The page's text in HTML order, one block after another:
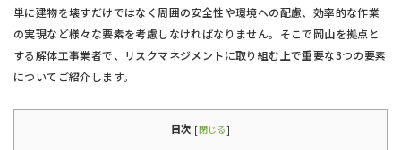
単に建物を壊すだけではなく周囲の安全性や環境への配慮、効率的な作業
の実現など様々な要素を考慮しなければなりません。そこで岡山を拠点と
する解体工事業者で、リスクマネジメントに取り組む上で重要な3つの要素
についてご紹介します。
目次 [閉じる]